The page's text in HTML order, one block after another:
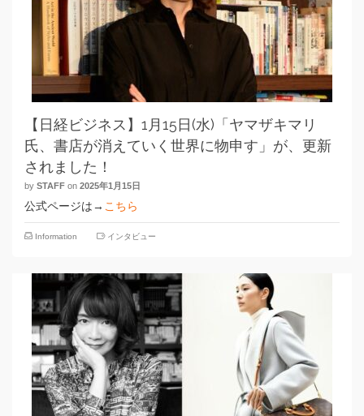
【日経ビジネス】1月15日(水)「ヤマザキマリ
氏、書店が消えていく世界に物申す」が、更新
されました！
by STAFF on 2025年1月15日
公式ページは→ こちら
Information インタビュー